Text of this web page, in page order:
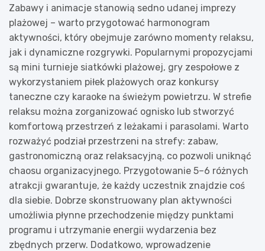
Zabawy i animacje stanowią sedno udanej imprezy
plażowej – warto przygotować harmonogram
aktywności, który obejmuje zarówno momenty relaksu,
jak i dynamiczne rozgrywki. Popularnymi propozycjami
są mini turnieje siatkówki plażowej, gry zespołowe z
wykorzystaniem piłek plażowych oraz konkursy
taneczne czy karaoke na świeżym powietrzu. W strefie
relaksu można zorganizować ognisko lub stworzyć
komfortową przestrzeń z leżakami i parasolami. Warto
rozważyć podział przestrzeni na strefy: zabaw,
gastronomiczną oraz relaksacyjną, co pozwoli uniknąć
chaosu organizacyjnego. Przygotowanie 5–6 różnych
atrakcji gwarantuje, że każdy uczestnik znajdzie coś
dla siebie. Dobrze skonstruowany plan aktywności
umożliwia płynne przechodzenie między punktami
programu i utrzymanie energii wydarzenia bez
zbędnych przerw. Dodatkowo, wprowadzenie